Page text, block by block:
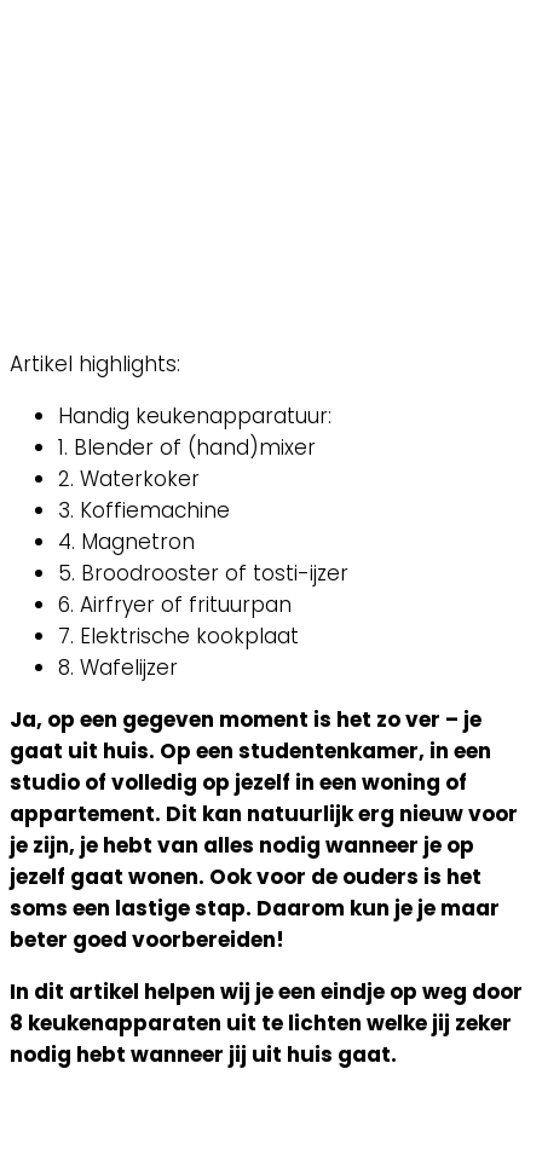
Artikel highlights:
Handig keukenapparatuur:
1. Blender of (hand)mixer
2. Waterkoker
3. Koffiemachine
4. Magnetron
5. Broodrooster of tosti-ijzer
6. Airfryer of frituurpan
7. Elektrische kookplaat
8. Wafelijzer
Ja, op een gegeven moment is het zo ver – je
gaat uit huis. Op een studentenkamer, in een
studio of volledig op jezelf in een woning of
appartement. Dit kan natuurlijk erg nieuw voor
je zijn, je hebt van alles nodig wanneer je op
jezelf gaat wonen. Ook voor de ouders is het
soms een lastige stap. Daarom kun je je maar
beter goed voorbereiden!
In dit artikel helpen wij je een eindje op weg door
8 keukenapparaten uit te lichten welke jij zeker
nodig hebt wanneer jij uit huis gaat.